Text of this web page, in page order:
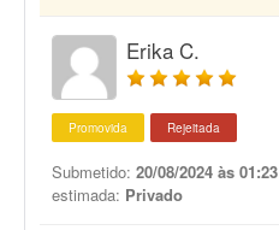
Erika C.
Promovida Rejeitada
Submetido: 20/08/2024 às 01:23
estimada: Privado